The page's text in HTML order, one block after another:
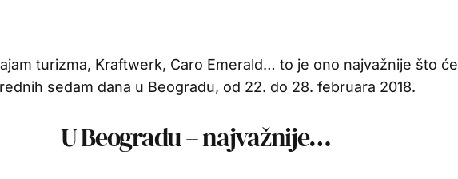
turizma, Kraftwerk, Caro Emerald… to je ono najvažnije što će
sedam dana u Beogradu, od 22. do 28. februara 2018.
U Beogradu – najvažnije…